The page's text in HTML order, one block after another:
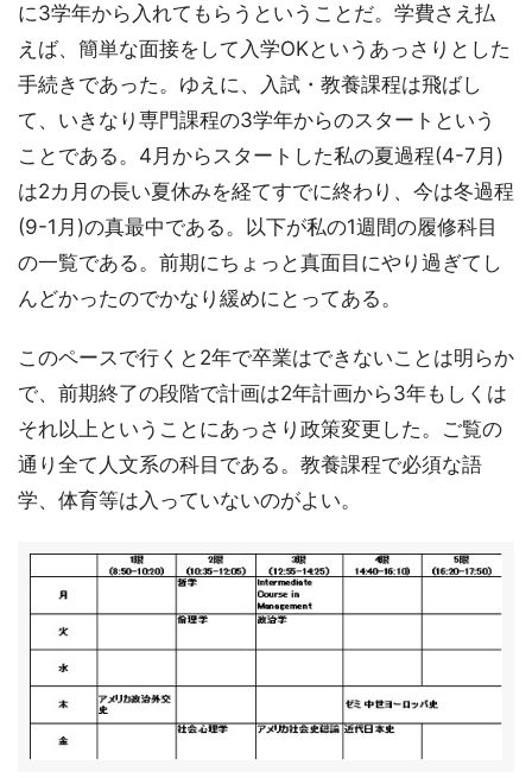
に3学年から入れてもらうということだ。学費さえ払
えば、簡単な面接をして入学OKというあっさりとした
手続きであった。ゆえに、入試・教養課程は飛ばし
て、いきなり専門課程の3学年からのスタートという
ことである。4月からスタートした私の夏過程(4-7月)
は2カ月の長い夏休みを経てすでに終わり、今は冬過程
(9-1月)の真最中である。以下が私の1週間の履修科目
の一覧である。前期にちょっと真面目にやり過ぎてし
んどかったのでかなり緩めにとってある。
このペースで行くと2年で卒業はできないことは明らか
で、前期終了の段階で計画は2年計画から3年もしくは
それ以上ということにあっさり政策変更した。ご覧の
通り全て人文系の科目である。教養課程で必須な語
学、体育等は入っていないのがよい。